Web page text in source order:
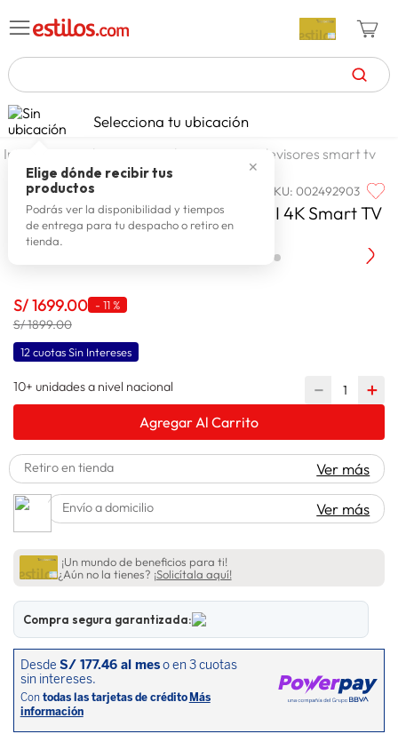
TÉRMINOS MÁS BUSCADOS
1. celulares
2. zapatillas mujer
3. zapatillas hombre
4. moda
6
7. laptop
8. terrex
9. lavadora
Selecciona tu ubicación
✕
Elige dónde recibir tus
productos
Podrás ver la disponibilidad y tiempos
de entrega para tu despacho o retiro en
tienda.
tecnologia tv televisores televisores smart tv
LG SKU:002492903
Televisor LG 50" QNED MiniLED AI 4K Smart TV
2026
S/1699.00 - 11 %
S/ 1899.00
12 cuotas Sin Intereses
10+ unidades a nivel nacional ＋
－
Agregar Al Carrito
Retiro en tienda Ver más
Envío a domicilio Ver más
¡Un mundo de beneficios para ti!
¿Aún no la tienes? ¡Solicítala aquí!
Compra segura garantizada: